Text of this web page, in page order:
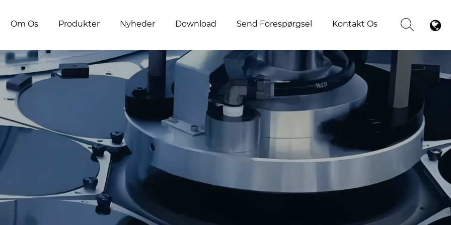
Om Os Produkter Nyheder Download Send Forespørgsel Kontakt Os